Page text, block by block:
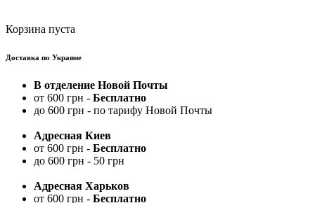
Корзина пуста
Доставка по Украине
В отделение Новой Почты
от 600 грн - Бесплатно
до 600 грн - по тарифу Новой Почты
Адресная Киев
от 600 грн - Бесплатно
до 600 грн - 50 грн
Адресная Харьков
от 600 грн - Бесплатно